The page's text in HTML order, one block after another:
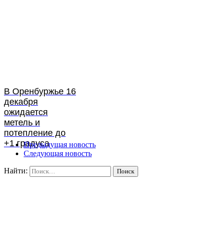
В Оренбуржье 16
декабря
ожидается
метель и
потепление до
+1 градуса
Предыдущая новость
Следующая новость
Найти: